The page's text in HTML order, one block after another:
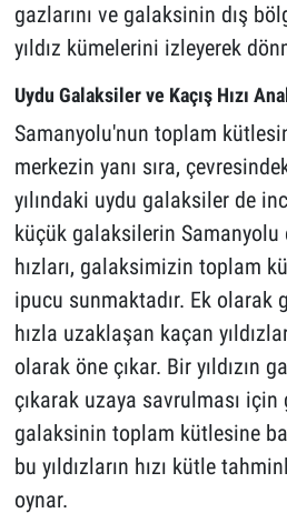
gazlarını ve galaksinin dış
yıldız kümelerini izleyerek
Uydu Galaksiler ve Kaçış Hızı
Samanyolu'nun toplam
merkezin yanı sıra,
yılındaki uydu galaksiler de
küçük galaksilerin Samanyolu
hızları, galaksimizin toplam
ipucu sunmaktadır. Ek olarak
hızla uzaklaşan kaçan
olarak öne çıkar. Bir yıldızın
çıkarak uzaya savrulması için
galaksinin toplam kütlesine
bu yıldızların hızı kütle
oynar.